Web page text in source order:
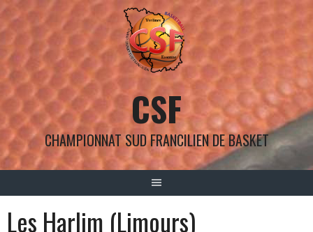
Aller
au
CSF
CHAMPIONNAT SUD FRANCILIEN DE BASKET
Les Harlim (Limours)